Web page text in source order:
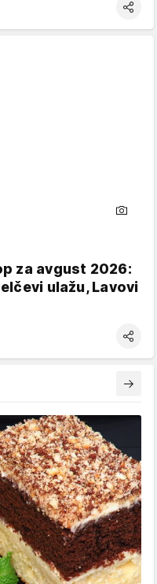
za avgust 2026:
ulažu, Lavovi